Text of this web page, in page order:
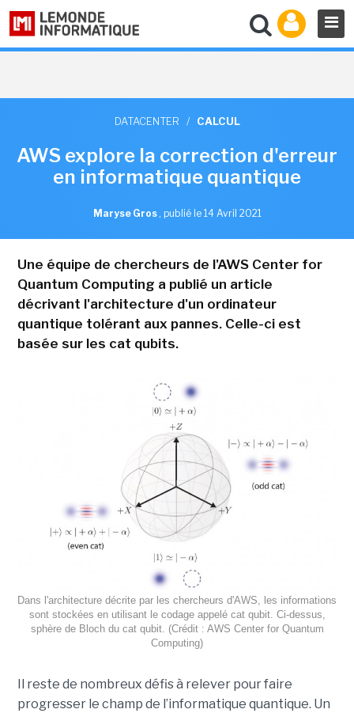
DATACENTER / CALCUL
AWS explore la correction d'erreur
en informatique quantique
Maryse Gros , publié le 14 Avril 2021
Une équipe de chercheurs de l'AWS Center for
Quantum Computing a publié un article
décrivant l'architecture d'un ordinateur
quantique tolérant aux pannes. Celle-ci est
basée sur les cat qubits.
Dans l'architecture décrite par les chercheurs d'AWS, les informations
sont stockées en utilisant le codage appelé cat qubit. Ci-dessus,
sphère de Bloch du cat qubit. (Crédit : AWS Center for Quantum
Computing)
Il reste de nombreux défis à relever pour faire
progresser le champ de l’informatique quantique. Un